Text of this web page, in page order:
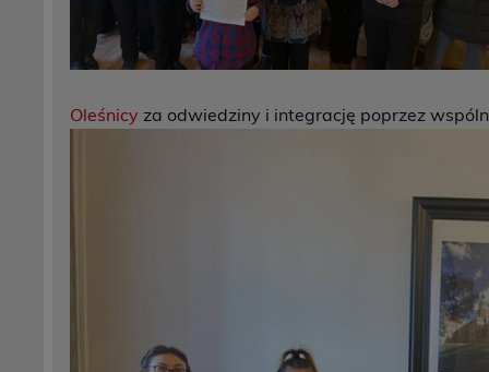
Oleśnicy za odwiedziny i integrację poprzez